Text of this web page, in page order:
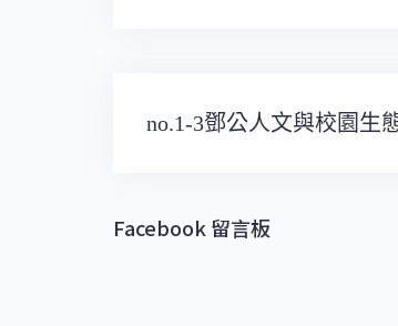
文
覽
no.1-3鄧公人文與校園生
Facebook 留言板